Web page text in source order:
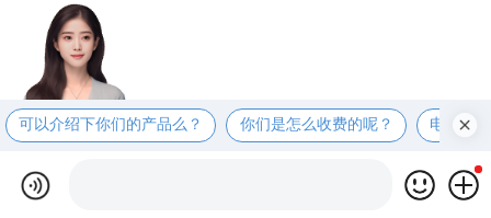
可以介绍下你们的产品么？ 你们是怎么收费的呢？ 电话